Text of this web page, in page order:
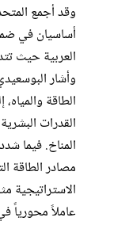
وقد أجمع
أساسيان في
العربية حيث
وأشار
الطاقة
القدرات
المناخ. فيما
مصادر الطاقة
عاملاً محورياً